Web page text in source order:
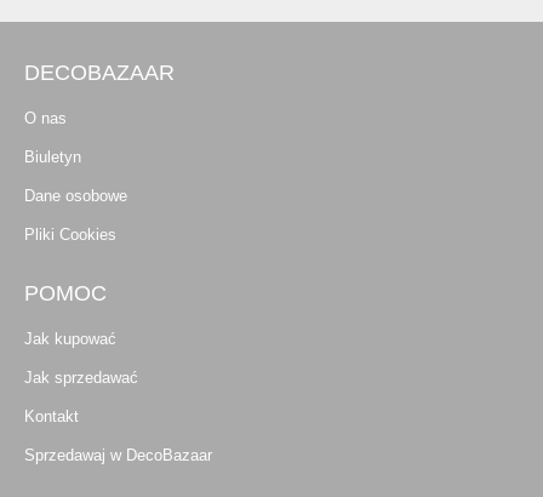
DECOBAZAAR
O nas
Biuletyn
Dane osobowe
Pliki Cookies
POMOC
Jak kupować
Jak sprzedawać
Kontakt
Sprzedawaj w DecoBazaar